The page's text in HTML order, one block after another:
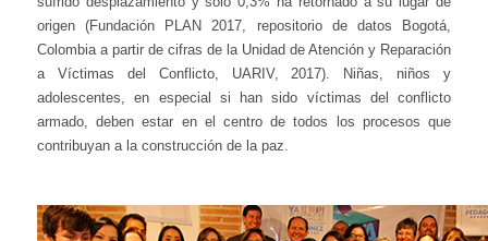
origen (Fundación PLAN 2017, repositorio de datos Bogotá,
Colombia a partir de cifras de la Unidad de Atención y Reparación
a Víctimas del Conflicto, UARIV, 2017). Niñas, niños y
adolescentes, en especial si han sido víctimas del conflicto
armado, deben estar en el centro de todos los procesos que
contribuyan a la construcción de la paz.